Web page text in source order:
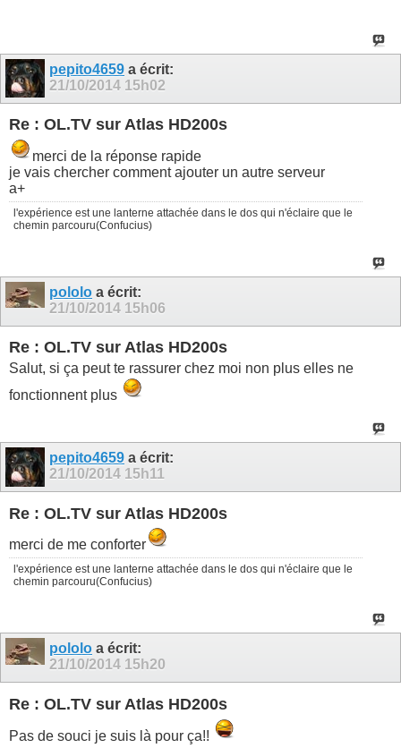
pepito4659 a écrit:
21/10/2014 15h02
Re : OL.TV sur Atlas HD200s
merci de la réponse rapide
je vais chercher comment ajouter un autre serveur
a+
l'expérience est une lanterne attachée dans le dos qui n'éclaire que le
chemin parcouru(Confucius)
pololo a écrit:
21/10/2014 15h06
Re : OL.TV sur Atlas HD200s
Salut, si ça peut te rassurer chez moi non plus elles ne
fonctionnent plus
pepito4659 a écrit:
21/10/2014 15h11
Re : OL.TV sur Atlas HD200s
merci de me conforter
l'expérience est une lanterne attachée dans le dos qui n'éclaire que le
chemin parcouru(Confucius)
pololo a écrit:
21/10/2014 15h20
Re : OL.TV sur Atlas HD200s
Pas de souci je suis là pour ça!!